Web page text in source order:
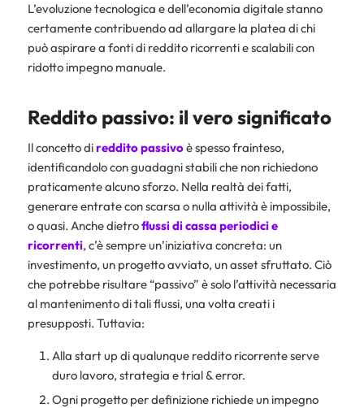
L’evoluzione tecnologica e dell’economia digitale stanno
certamente contribuendo ad allargare la platea di chi
può aspirare a fonti di reddito ricorrenti e scalabili con
ridotto impegno manuale.
Reddito passivo: il vero significato
Il concetto direddito passivoè spesso frainteso,
identificandolo con guadagni stabili che non richiedono
praticamente alcuno sforzo. Nella realtà dei fatti,
generare entrate con scarsa o nulla attività è impossibile,
o quasi. Anche dietroflussi di cassa periodici e
ricorrenti, c’è sempre un’iniziativa concreta: un
investimento, un progetto avviato, un asset sfruttato. Ciò
che potrebbe risultare “passivo” è solo l’attività necessaria
al mantenimento di tali flussi, una volta creati i
presupposti. Tuttavia:
Alla start up di qualunque reddito ricorrente serve
duro lavoro, strategia e trial & error.
Ogni progetto per definizione richiede un impegno